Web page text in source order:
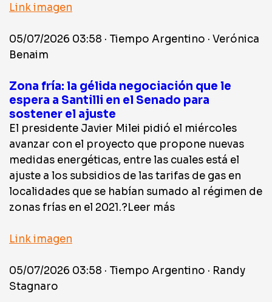
Link imagen
05/07/2026 03:58 · Tiempo Argentino · Verónica
Benaim
Zona fría: la gélida negociación que le
espera a Santilli en el Senado para
sostener el ajuste
El presidente Javier Milei pidió el miércoles
avanzar con el proyecto que propone nuevas
medidas energéticas, entre las cuales está el
ajuste a los subsidios de las tarifas de gas en
localidades que se habían sumado al régimen de
zonas frías en el 2021.?Leer más
Link imagen
05/07/2026 03:58 · Tiempo Argentino · Randy
Stagnaro